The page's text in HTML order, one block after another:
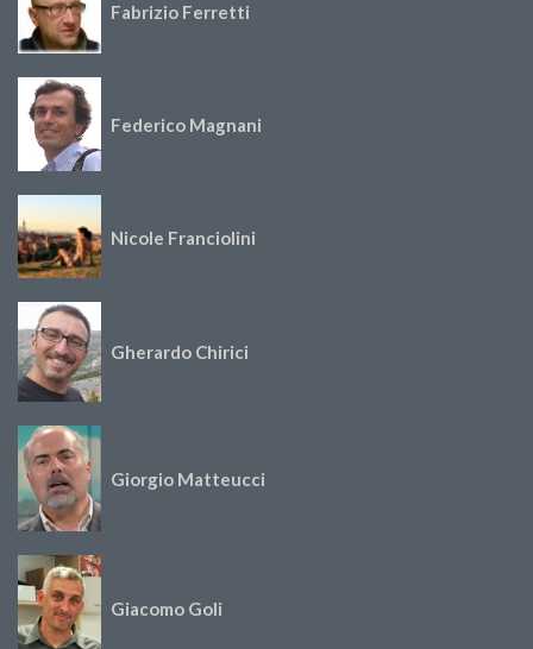
Fabrizio Ferretti
Federico Magnani
Nicole Franciolini
Gherardo Chirici
Giorgio Matteucci
Giacomo Goli